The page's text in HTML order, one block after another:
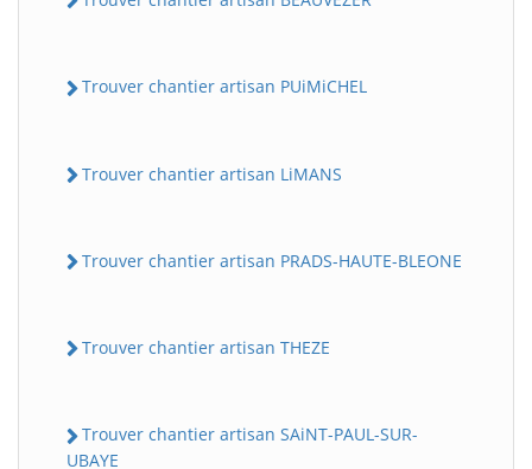
Trouver chantier artisan PUiMiCHEL
Trouver chantier artisan LiMANS
Trouver chantier artisan PRADS-HAUTE-BLEONE
Trouver chantier artisan THEZE
Trouver chantier artisan SAiNT-PAUL-SUR-
UBAYE